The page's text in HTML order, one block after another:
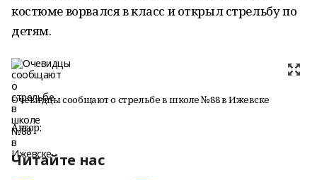
костюме ворвался в класс и открыл стрельбу по
детям.
Очевидцы сообщают о стрельбе в школе №88 в Ижевске
Автор:
Читайте нас